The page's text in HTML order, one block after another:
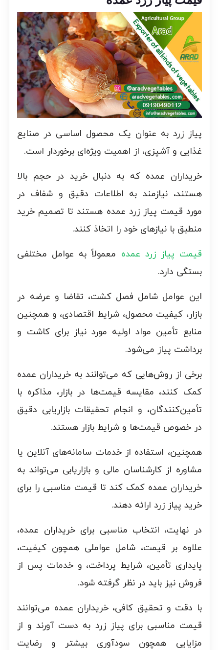
پیاز زرد به عنوان یک محصول اساسی در صنایع
غذایی و آشپزی، از اهمیت ویژه‌ای برخوردار است.
خریداران عمده که به دنبال خرید در حجم بالا
هستند، نیازمند به اطلاعات دقیق و شفاف در
مورد قیمت پیاز زرد عمده هستند تا تصمیم خرید
منطبق با نیازهای خود را اتخاذ کنند.
قیمت پیاز زرد عمده معمولاً به عوامل مختلفی
بستگی دارد.
این عوامل شامل فصل کشت، تقاضا و عرضه در
بازار، کیفیت محصول، شرایط اقتصادی، و همچنین
منابع تأمین مواد اولیه مورد نیاز برای کاشت و
برداشت پیاز می‌شود.
برخی از روش‌هایی که می‌توانند به خریداران عمده
کمک کنند، مقایسه قیمت‌ها در بازار، مذاکره با
تأمین‌کنندگان، و انجام تحقیقات بازاریابی دقیق
در خصوص قیمت‌ها و شرایط بازار هستند.
همچنین، استفاده از خدمات سامانه‌های آنلاین یا
مشاوره از کارشناسان مالی و بازاریابی می‌تواند به
خریداران عمده کمک کند تا قیمت مناسبی را برای
خرید پیاز زرد ارائه دهند.
در نهایت، انتخاب مناسبی برای خریداران عمده،
علاوه بر قیمت، شامل عواملی همچون کیفیت،
پایداری تأمین، شرایط پرداخت، و خدمات پس از
فروش نیز باید در نظر گرفته شود.
با دقت و تحقیق کافی، خریداران عمده می‌توانند
قیمت مناسبی برای پیاز زرد به دست آورند و از
مزایایی همچون سودآوری بیشتر و رضایت